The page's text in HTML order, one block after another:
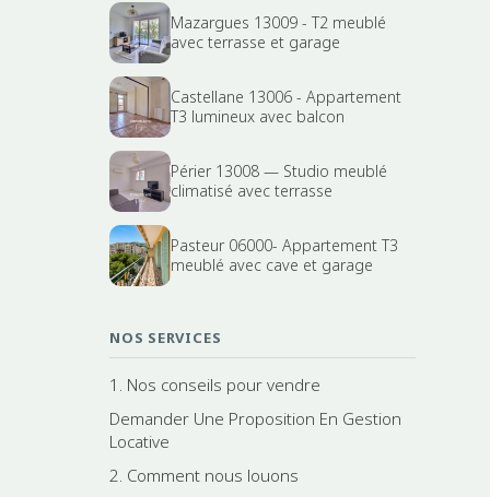
Mazargues 13009 - T2 meublé
avec terrasse et garage
Castellane 13006 - Appartement
T3 lumineux avec balcon
Périer 13008 — Studio meublé
climatisé avec terrasse
Pasteur 06000- Appartement T3
meublé avec cave et garage
NOS SERVICES
1. Nos conseils pour vendre
Demander Une Proposition En Gestion
Locative
2. Comment nous louons